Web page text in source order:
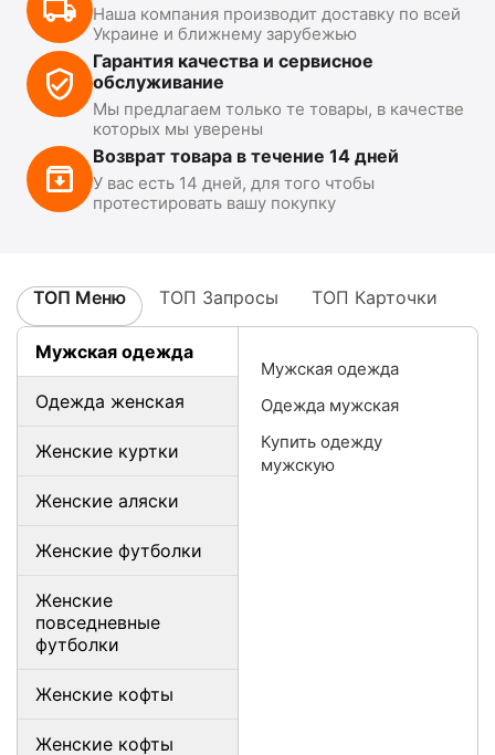
Наша компания производит доставку по всей
Украине и ближнему зарубежью
Гарантия качества и сервисное
обслуживание
Мы предлагаем только те товары, в качестве
которых мы уверены
Возврат товара в течение 14 дней
У вас есть 14 дней, для того чтобы
протестировать вашу покупку
ТОП Меню ТОП Запросы ТОП Карточки
Мужская одежда
Одежда женская
Женские куртки
Женские аляски
Женские футболки
Женские
повседневные
футболки
Женские кофты
Женские кофты
Мужская одежда
Одежда мужская
Купить одежду
мужскую